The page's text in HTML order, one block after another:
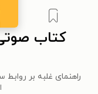
کتاب
راهنمای غلبه بر